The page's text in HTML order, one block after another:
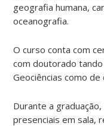
geografia humana,
oceanografia.
O curso conta com
com doutorado
Geociências como de
Durante a
presenciais em sala,